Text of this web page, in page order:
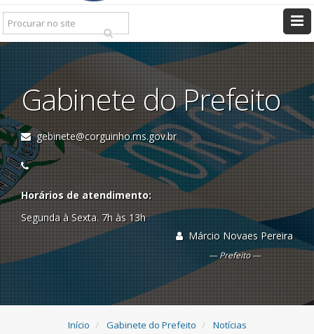
Pesquisar:
Gabinete do Prefeito
gebinete@corguinho.ms.gov.br
Horários de atendimento:
Segunda à Sexta. 7h às 13h
Márcio Novaes Pereira
Prefeito
Início Gabinete do Prefeito
Notícias